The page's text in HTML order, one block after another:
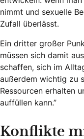
nimmt und sexuelle
Zufall überlässt.
Ein dritter großer
müssen sich damit
schaffen, sich im
außerdem wichtig zu
Ressourcen erhalten
auffüllen kann.”
Konflikte